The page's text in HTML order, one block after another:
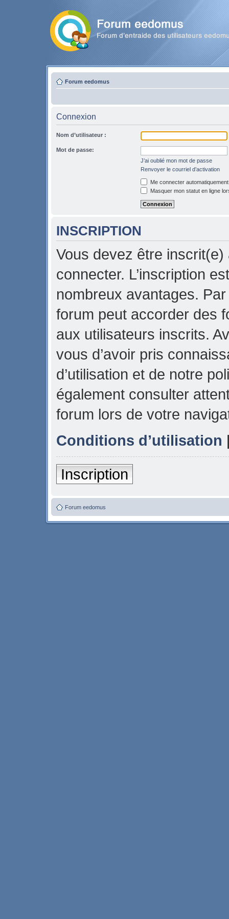
Forum eedomus
Connexion
Nom d’utilisateur :
Mot de passe:
J’ai oublié mon mot de passe
Renvoyer le courriel d’activation
Me connecter
Masquer mon statut en ligne
INSCRIPTION
Vous devez être
connecter. L’inscription
nombreux avantages.
forum peut accorder des
aux utilisateurs inscrits.
vous d’avoir pris
d’utilisation et de notre
également consulter
forum lors de votre
Conditions d’utilisation
Inscription
Forum eedomus